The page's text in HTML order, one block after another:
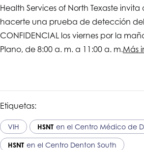
Health Services of North Texaste invita
hacerte una prueba de detección del
CONFIDENCIAL los viernes por la
Plano, de 8:00 a. m. a 11:00 a. m.Más
Etiquetas:
VIH HSNT en el Centro Médico de
HSNT en el Centro Denton South